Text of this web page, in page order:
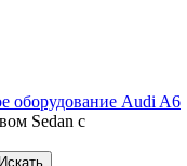
оборудование Audi A6
Sedan с